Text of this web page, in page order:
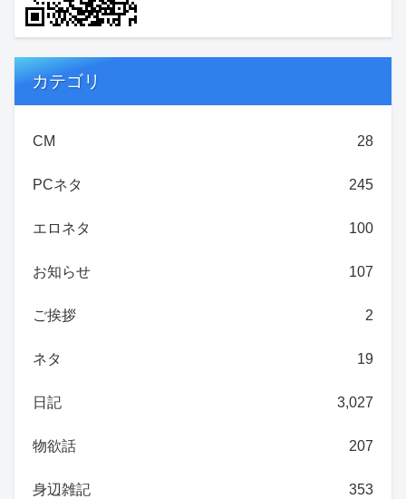
カテゴリ
CM 28
PCネタ 245
エロネタ 100
お知らせ 107
ご挨拶 2
ネタ 19
日記 3,027
物欲話 207
身辺雑記 353